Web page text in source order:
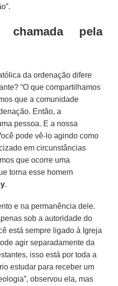
chamada pela
da ordenação difere
“O que compartilhamos
que a comunidade
Então, a
pessoa. E a nossa
pode vê-lo agindo como
em circunstâncias
que ocorre uma
torna esse homem
.
e na permanência dele.
sob a autoridade do
está sempre ligado à Igreja
agir separadamente da
isso está por toda a
estudar para receber um
observou ela, mas